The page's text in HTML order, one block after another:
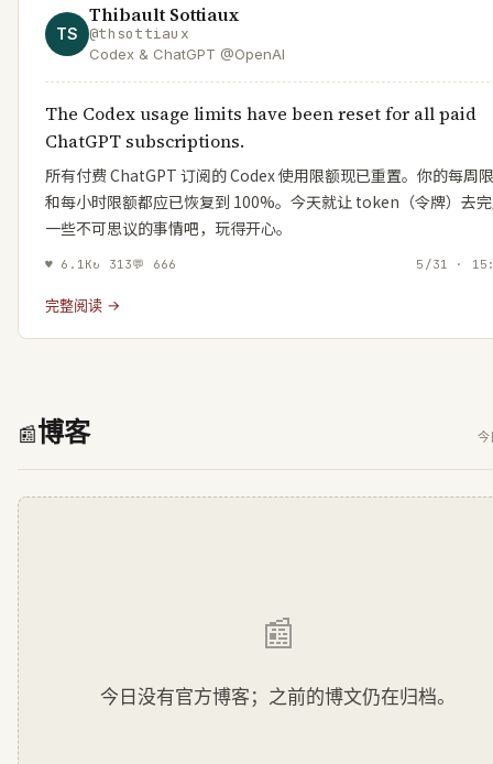
TS
Thibault Sottiaux
@thsottiaux
Codex & ChatGPT @OpenAI
The Codex usage limits have been reset for all paid
ChatGPT subscriptions.
所有付费 ChatGPT 订阅的 Codex 使用限额现已重置。你的每周
和每小时限额都应已恢复到 100%。今天就让 token（令牌）去
一些不可思议的事情吧，玩得开心。
♥ 6.1K↻ 313💬 666 5/31 ·
完整阅读 →
📰博客 今
📰
今日没有官方博客；之前的博文仍在归档。